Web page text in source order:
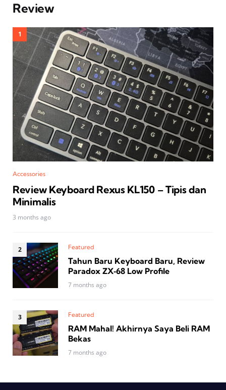
Review
Accessories
Review Keyboard Rexus KL150 – Tipis dan
Minimalis
3 months ago
Featured
Tahun Baru Keyboard Baru, Review
Paradox ZX‑68 Low Profile
7 months ago
Featured
RAM Mahal! Akhirnya Saya Beli RAM
Bekas
7 months ago